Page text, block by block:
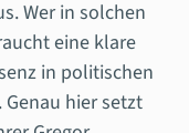
Wer in solchen
eine klare
in politischen
hier setzt